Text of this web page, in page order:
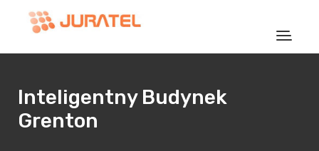
Inteligentny Budynek
Grenton